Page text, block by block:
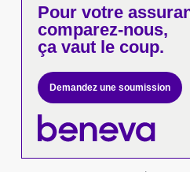
Pour votre
comparez-nous,
ça vaut le coup.
Demandez une soumission